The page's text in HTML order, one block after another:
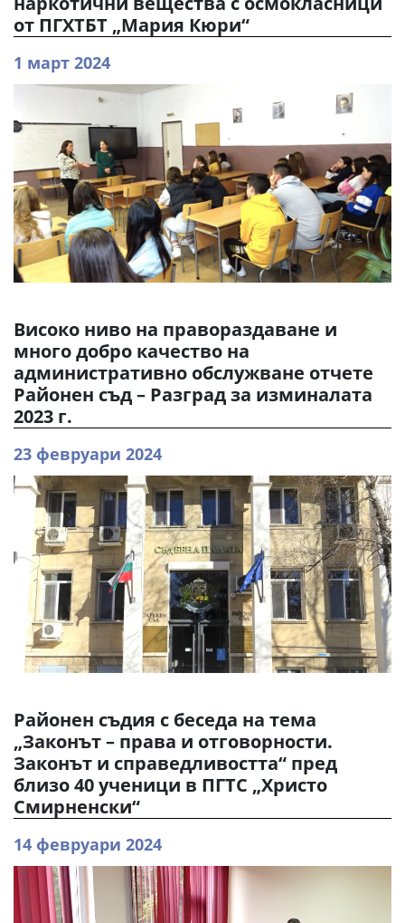
от ПГХТБТ „Мария Кюри“
1 март 2024
Високо ниво на правораздаване и
много добро качество на
административно обслужване отчете
Районен съд – Разград за изминалата
2023 г.
23 февруари 2024
Районен съдия с беседа на тема
„Законът – права и отговорности.
Законът и справедливостта“ пред
близо 40 ученици в ПГТС „Христо
Смирненски“
14 февруари 2024